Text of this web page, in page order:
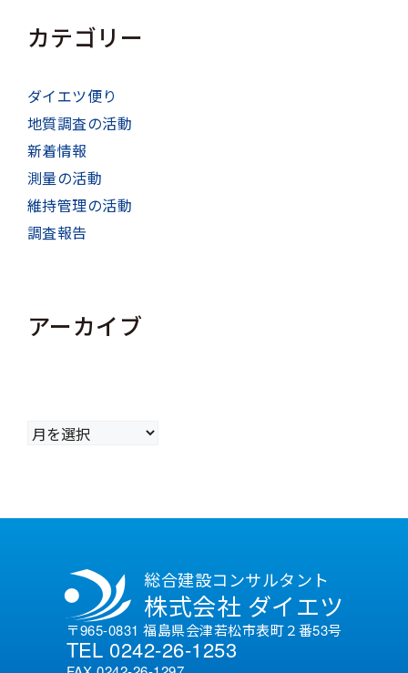
カテゴリー
ダイエツ便り
地質調査の活動
新着情報
測量の活動
維持管理の活動
調査報告
アーカイブ
ア
ー
総合建設コンサルタント
株式会社 ダイエツ
〒965-0831 福島県会津若松市表町２番53号
TEL 0242-26-1253